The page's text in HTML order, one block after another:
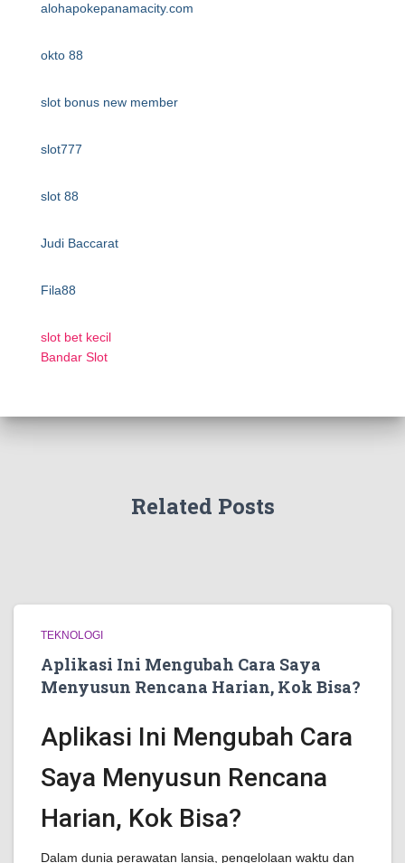
alohapokepanamacity.com
okto 88
slot bonus new member
slot777
slot 88
Judi Baccarat
Fila88
slot bet kecil
Bandar Slot
Related Posts
TEKNOLOGI
Aplikasi Ini Mengubah Cara Saya
Menyusun Rencana Harian, Kok Bisa?
Aplikasi Ini Mengubah Cara
Saya Menyusun Rencana
Harian, Kok Bisa?
Dalam dunia perawatan lansia, pengelolaan waktu dan